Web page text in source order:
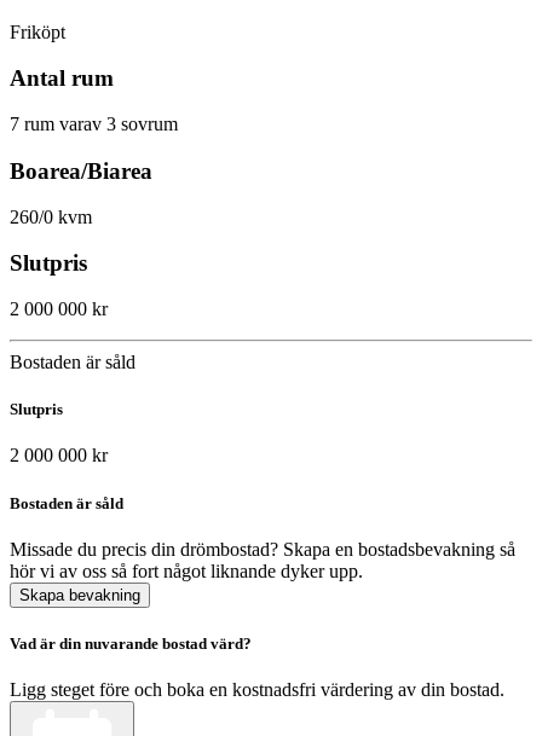
Friköpt
Antal rum
7 rum varav 3 sovrum
Boarea/Biarea
260/0 kvm
Slutpris
2 000 000 kr
Bostaden är såld
Slutpris
2 000 000 kr
Bostaden är såld
Missade du precis din drömbostad? Skapa en bostadsbevakning så
hör vi av oss så fort något liknande dyker upp.
Skapa bevakning
Vad är din nuvarande bostad värd?
Ligg steget före och boka en kostnadsfri värdering av din bostad.